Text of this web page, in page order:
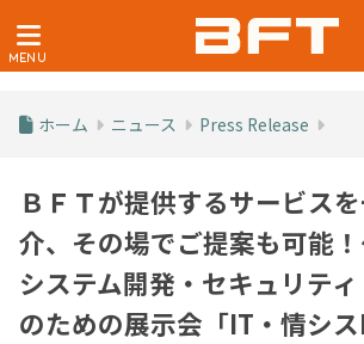
ホーム ニュース Press Release
ＢＦＴが提供するサービス
介、その場でご提案も可能！
システム開発・セキュリテ
のための展示会「IT・情シス